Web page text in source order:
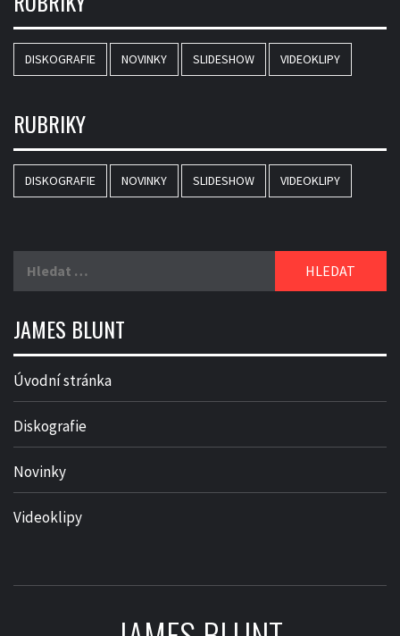
DISKOGRAFIE NOVINKY SLIDESHOW VIDEOKLIPY
RUBRIKY
DISKOGRAFIE NOVINKY SLIDESHOW VIDEOKLIPY
JAMES BLUNT
Úvodní stránka
Diskografie
Novinky
Videoklipy